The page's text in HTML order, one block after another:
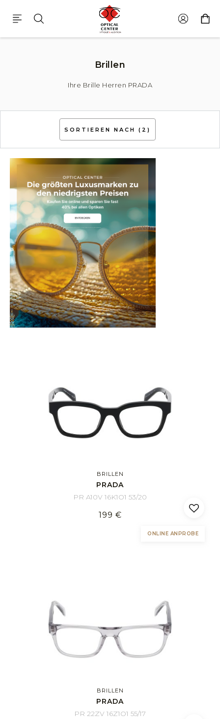
Brillen Herren Prada
Brillen
Ihre Brille Herren PRADA
SORTIEREN NACH (2)
BRILLEN
PRADA
PR A10V 16K1O1 53/20
199 €
ONLINE ANPROBE
BRILLEN
PRADA
PR 22ZV 16Z1O1 55/17